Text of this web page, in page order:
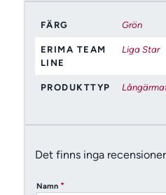
FÄRG Grön
ERIMA TEAM
LINE
Liga Star
PRODUKTTYP
Det finns inga
Namn *